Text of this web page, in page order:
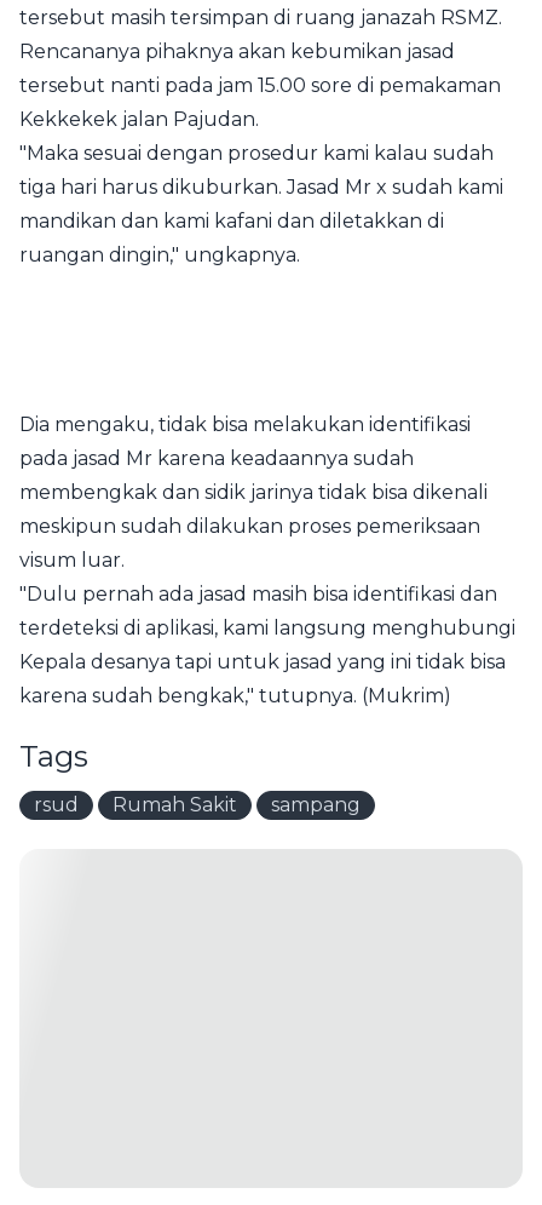
tersebut masih tersimpan di ruang janazah RSMZ.
Rencananya pihaknya akan kebumikan jasad
tersebut nanti pada jam 15.00 sore di pemakaman
Kekkekek jalan Pajudan.
"Maka sesuai dengan prosedur kami kalau sudah
tiga hari harus dikuburkan. Jasad Mr x sudah kami
mandikan dan kami kafani dan diletakkan di
ruangan dingin," ungkapnya.
Dia mengaku, tidak bisa melakukan identifikasi
pada jasad Mr karena keadaannya sudah
membengkak dan sidik jarinya tidak bisa dikenali
meskipun sudah dilakukan proses pemeriksaan
visum luar.
"Dulu pernah ada jasad masih bisa identifikasi dan
terdeteksi di aplikasi, kami langsung menghubungi
Kepala desanya tapi untuk jasad yang ini tidak bisa
karena sudah bengkak," tutupnya. (Mukrim)
Tags
rsud Rumah Sakit sampang